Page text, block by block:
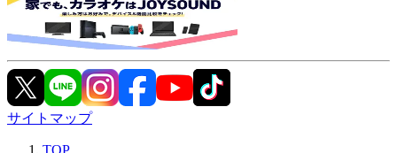
サイトマップ
TOP